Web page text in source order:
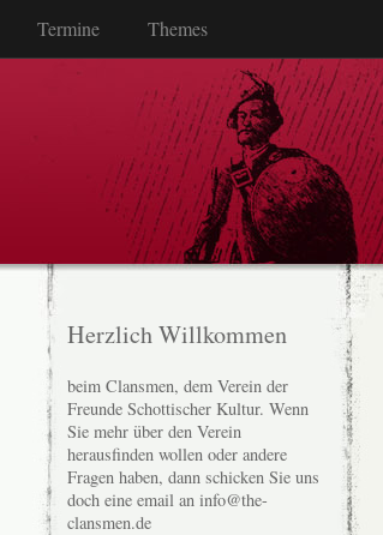
Termine Themes
Herzlich Willkommen
beim Clansmen, dem Verein der
Freunde Schottischer Kultur. Wenn
Sie mehr über den Verein
herausfinden wollen oder andere
Fragen haben, dann schicken Sie uns
doch eine email an info@the-
clansmen.de